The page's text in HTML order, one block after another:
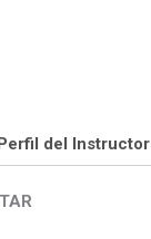
del Instructor